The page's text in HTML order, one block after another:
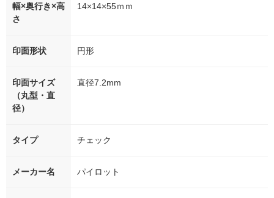
幅×奥行き×高
さ
14×14×55ｍｍ
印面形状 円形
印面サイズ
（丸型・直
径）
直径7.2mm
タイプ チェック
メーカー名 パイロット